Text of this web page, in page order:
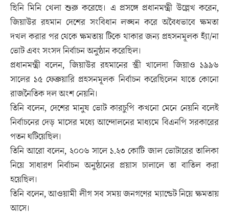
ছিনি মিনি খেলা শুরু করেছে। এ প্রসঙ্গে প্রধানমন্ত্রী উল্লেখ করেন,
জিয়াউর রহমান দেশের সংবিধান লঙ্ঘন করে অবৈধভাবে ক্ষমতা
দখল করার পর থেকে ক্ষমতায় টিকে থাকার জন্য প্রহসনমূলক হ্যাঁ/না
ভোট এবং সংসদ নির্বাচন অনুষ্ঠান করেছিল।
প্রধানমন্ত্রী বলেন, জিয়াউর রহমানের স্ত্রী খালেদা জিয়াও ১৯৯৬
সালের ১৫ ফেব্রুয়ারি প্রহসনমূলক নির্বাচন করেছিলেন যাতে কোনো
রাজনৈতিক দল অংশ নেয়নি।
তিনি বলেন, দেশের মানুষ ভোট কারচুপি কখনো মেনে নেয়নি বলেই
নির্বাচনের দেড় মাসের মধ্যে আন্দোলনের মাধ্যমে বিএনপি সরকারের
পতন ঘটিয়েছিল।
তিনি আরো বলেন, ২০০৬ সালে ১.২৩ কোটি জাল ভোটারের তালিকা
নিয়ে সাধারণ নির্বাচন অনুষ্ঠানের প্রয়াস চালালে তা বাতিল করা
হয়েছিল।
তিনি বলেন, আওয়ামী লীগ সব সময় জনগণের ম্যান্ডেট নিয়ে ক্ষমতায়
আসে।